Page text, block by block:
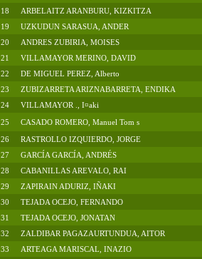
18
ARBELAITZ ARANBURU, KIZKITZA
19
UZKUDUN SARASUA, ANDER
20
ANDRES ZUBIRIA, MOISES
21
VILLAMAYOR MERINO, DAVID
22
DE MIGUEL PEREZ, Alberto
23
ZUBIZARRETA ARIZNABARRETA, ENDIKA
24
VILLAMAYOR ., I¤aki
25
CASADO ROMERO, Manuel Tom s
26
RASTROLLO IZQUIERDO, JORGE
27
GARCÍA GARCÍA, ANDRÉS
28
CABANILLAS AREVALO, RAI
29
ZAPIRAIN ADURIZ, IÑAKI
30
TEJADA OCEJO, FERNANDO
31
TEJADA OCEJO, JONATAN
32
ZALDIBAR PAGAZAURTUNDUA, AITOR
33
ARTEAGA MARISCAL, INAZIO